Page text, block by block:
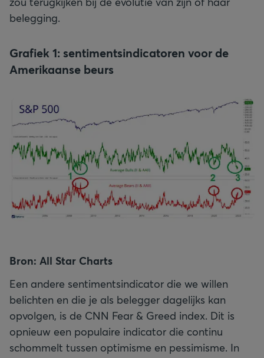
belegging.
Grafiek 1: sentimentsindicatoren voor de
Amerikaanse beurs
Bron: All Star Charts
Een andere sentimentsindicator die we willen
belichten en die je als belegger dagelijks kan
opvolgen, is de CNN Fear & Greed index. Dit is
opnieuw een populaire indicator die continu
schommelt tussen optimisme en pessimisme. In